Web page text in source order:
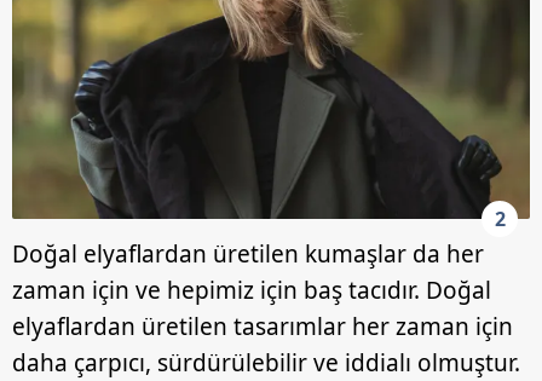
2
Doğal elyaflardan üretilen kumaşlar da her
zaman için ve hepimiz için baş tacıdır. Doğal
elyaflardan üretilen tasarımlar her zaman için
daha çarpıcı, sürdürülebilir ve iddialı olmuştur.